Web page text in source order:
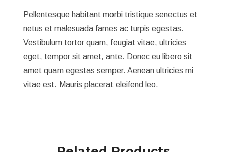
Pellentesque habitant morbi tristique senectus et
netus et malesuada fames ac turpis egestas.
Vestibulum tortor quam, feugiat vitae, ultricies
eget, tempor sit amet, ante. Donec eu libero sit
amet quam egestas semper. Aenean ultricies mi
vitae est. Mauris placerat eleifend leo.